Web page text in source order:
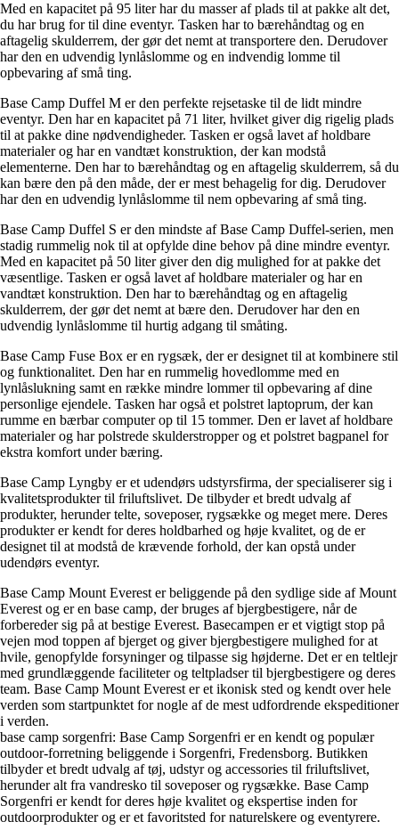
Med en kapacitet på 95 liter har du masser af plads til at pakke alt det,
du har brug for til dine eventyr. Tasken har to bærehåndtag og en
aftagelig skulderrem, der gør det nemt at transportere den. Derudover
har den en udvendig lynlåslomme og en indvendig lomme til
opbevaring af små ting.
Base Camp Duffel M er den perfekte rejsetaske til de lidt mindre
eventyr. Den har en kapacitet på 71 liter, hvilket giver dig rigelig plads
til at pakke dine nødvendigheder. Tasken er også lavet af holdbare
materialer og har en vandtæt konstruktion, der kan modstå
elementerne. Den har to bærehåndtag og en aftagelig skulderrem, så du
kan bære den på den måde, der er mest behagelig for dig. Derudover
har den en udvendig lynlåslomme til nem opbevaring af små ting.
Base Camp Duffel S er den mindste af Base Camp Duffel-serien, men
stadig rummelig nok til at opfylde dine behov på dine mindre eventyr.
Med en kapacitet på 50 liter giver den dig mulighed for at pakke det
væsentlige. Tasken er også lavet af holdbare materialer og har en
vandtæt konstruktion. Den har to bærehåndtag og en aftagelig
skulderrem, der gør det nemt at bære den. Derudover har den en
udvendig lynlåslomme til hurtig adgang til småting.
Base Camp Fuse Box er en rygsæk, der er designet til at kombinere stil
og funktionalitet. Den har en rummelig hovedlomme med en
lynlåslukning samt en række mindre lommer til opbevaring af dine
personlige ejendele. Tasken har også et polstret laptoprum, der kan
rumme en bærbar computer op til 15 tommer. Den er lavet af holdbare
materialer og har polstrede skulderstropper og et polstret bagpanel for
ekstra komfort under bæring.
Base Camp Lyngby er et udendørs udstyrsfirma, der specialiserer sig i
kvalitetsprodukter til friluftslivet. De tilbyder et bredt udvalg af
produkter, herunder telte, soveposer, rygsække og meget mere. Deres
produkter er kendt for deres holdbarhed og høje kvalitet, og de er
designet til at modstå de krævende forhold, der kan opstå under
udendørs eventyr.
Base Camp Mount Everest er beliggende på den sydlige side af Mount
Everest og er en base camp, der bruges af bjergbestigere, når de
forbereder sig på at bestige Everest. Basecampen er et vigtigt stop på
vejen mod toppen af ​​bjerget og giver bjergbestigere mulighed for at
hvile, genopfylde forsyninger og tilpasse sig højderne. Det er en teltlejr
med grundlæggende faciliteter og teltpladser til bjergbestigere og deres
team. Base Camp Mount Everest er et ikonisk sted og kendt over hele
verden som startpunktet for nogle af de mest udfordrende ekspeditioner
i verden.
base camp sorgenfri: Base Camp Sorgenfri er en kendt og populær
outdoor-forretning beliggende i Sorgenfri, Fredensborg. Butikken
tilbyder et bredt udvalg af tøj, udstyr og accessories til friluftslivet,
herunder alt fra vandresko til soveposer og rygsække. Base Camp
Sorgenfri er kendt for deres høje kvalitet og ekspertise inden for
outdoorprodukter og er et favoritsted for naturelskere og eventyrere.